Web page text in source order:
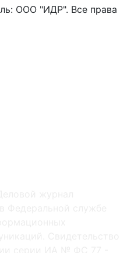
ООО "ИДР". Все права